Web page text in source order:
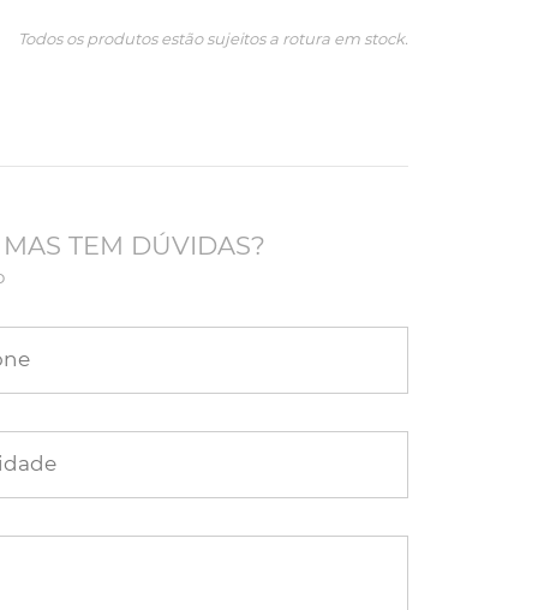
Todos os produtos estão sujeitos a rotura em stock.
TEM DÚVIDAS?